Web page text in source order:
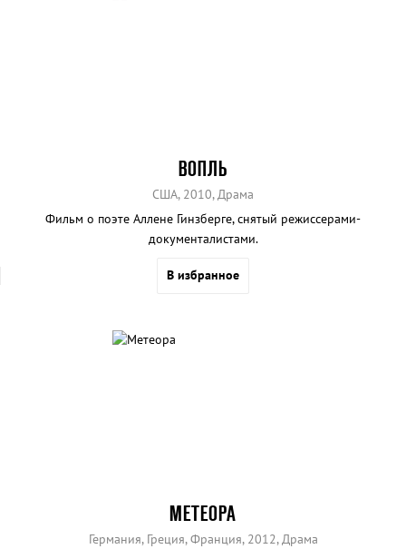
ВОПЛЬ
США, 2010, Драма
Фильм о поэте Аллене Гинзберге, снятый режиссерами-
документалистами.
В избранное
МЕТЕОРА
Германия, Греция, Франция, 2012, Драма